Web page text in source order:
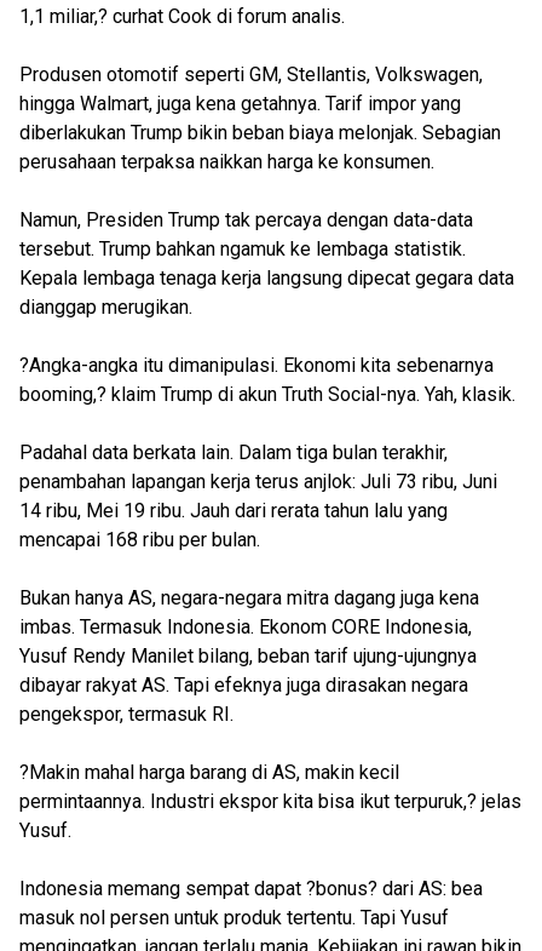
1,1 miliar,? curhat Cook di forum analis.
Produsen otomotif seperti GM, Stellantis, Volkswagen,
hingga Walmart, juga kena getahnya. Tarif impor yang
diberlakukan Trump bikin beban biaya melonjak. Sebagian
perusahaan terpaksa naikkan harga ke konsumen.
Namun, Presiden Trump tak percaya dengan data-data
tersebut. Trump bahkan ngamuk ke lembaga statistik.
Kepala lembaga tenaga kerja langsung dipecat gegara data
dianggap merugikan.
?Angka-angka itu dimanipulasi. Ekonomi kita sebenarnya
booming,? klaim Trump di akun Truth Social-nya. Yah, klasik.
Padahal data berkata lain. Dalam tiga bulan terakhir,
penambahan lapangan kerja terus anjlok: Juli 73 ribu, Juni
14 ribu, Mei 19 ribu. Jauh dari rerata tahun lalu yang
mencapai 168 ribu per bulan.
Bukan hanya AS, negara-negara mitra dagang juga kena
imbas. Termasuk Indonesia. Ekonom CORE Indonesia,
Yusuf Rendy Manilet bilang, beban tarif ujung-ujungnya
dibayar rakyat AS. Tapi efeknya juga dirasakan negara
pengekspor, termasuk RI.
?Makin mahal harga barang di AS, makin kecil
permintaannya. Industri ekspor kita bisa ikut terpuruk,? jelas
Yusuf.
Indonesia memang sempat dapat ?bonus? dari AS: bea
masuk nol persen untuk produk tertentu. Tapi Yusuf